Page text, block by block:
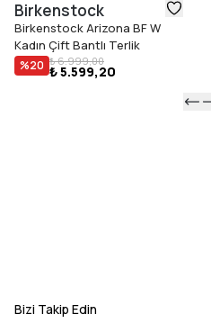
Birkenstock
Birkenstock Arizona BF W
Kadın Çift Bantlı Terlik
%20 ₺ 6.999,00
₺ 5.599,20
Bizi Takip Edin